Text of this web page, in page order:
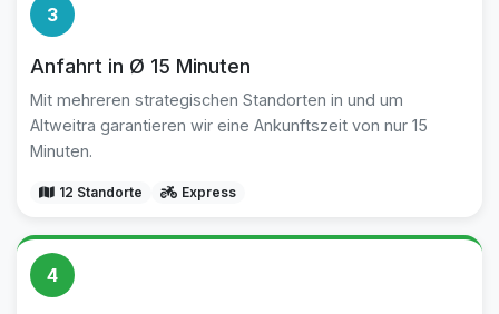
3
Anfahrt in Ø 15 Minuten
Mit mehreren strategischen Standorten in und um
Altweitra garantieren wir eine Ankunftszeit von nur 15
Minuten.
12 Standorte Express
4